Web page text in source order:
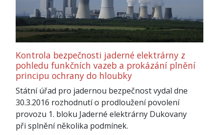
Kontrola bezpečnosti jaderné elektrárny z
pohledu funkčních vazeb a prokázání plnění
principu ochrany do hloubky
Státní úřad pro jadernou bezpečnost vydal dne
30.3.2016 rozhodnutí o prodloužení povolení
provozu 1. bloku Jaderné elektrárny Dukovany
při splnění několika podmínek.